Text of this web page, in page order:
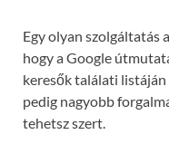
Egy olyan szolgáltatás
hogy a Google
keresők találati
pedig nagyobb
tehetsz szert.